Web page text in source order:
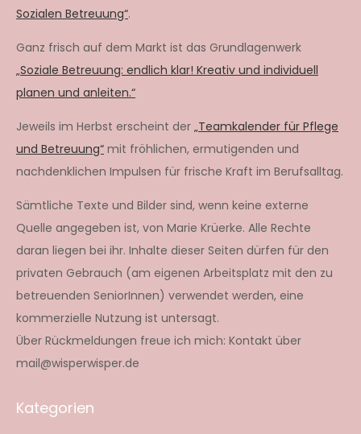
Sozialen Betreuung“.
Ganz frisch auf dem Markt ist das Grundlagenwerk
„Soziale Betreuung: endlich klar! Kreativ und individuell
planen und anleiten.“
Jeweils im Herbst erscheint der „Teamkalender für Pflege
und Betreuung“ mit fröhlichen, ermutigenden und
nachdenklichen Impulsen für frische Kraft im Berufsalltag.
Sämtliche Texte und Bilder sind, wenn keine externe
Quelle angegeben ist, von Marie Krüerke. Alle Rechte
daran liegen bei ihr. Inhalte dieser Seiten dürfen für den
privaten Gebrauch (am eigenen Arbeitsplatz mit den zu
betreuenden SeniorInnen) verwendet werden, eine
kommerzielle Nutzung ist untersagt.
Über Rückmeldungen freue ich mich: Kontakt über
mail@wisperwisper.de
Kategorien